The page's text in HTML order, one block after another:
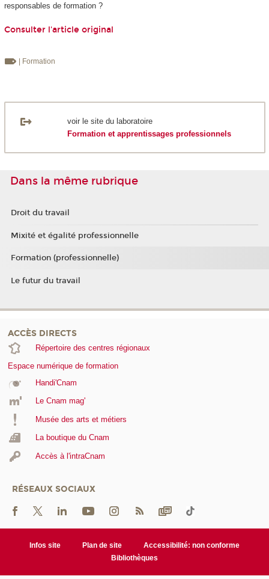
responsables de formation ?
Consulter l'article original
| Formation
voir le site du laboratoire
Formation et apprentissages professionnels
Dans la même rubrique
Droit du travail
Mixité et égalité professionnelle
Formation (professionnelle)
Le futur du travail
ACCÈS DIRECTS
Répertoire des centres régionaux
Espace numérique de formation
Handi'Cnam
Le Cnam mag'
Musée des arts et métiers
La boutique du Cnam
Accès à l'intraCnam
RÉSEAUX SOCIAUX
Infos site Plan de site
Accessibilité: non conforme
Bibliothèques